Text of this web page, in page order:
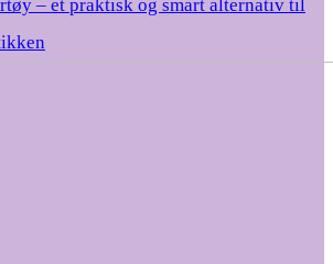
– et praktisk og smart alternativ til